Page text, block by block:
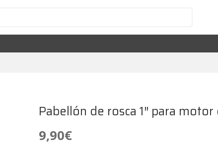
Pabellón de rosca 1″ para
9,90€